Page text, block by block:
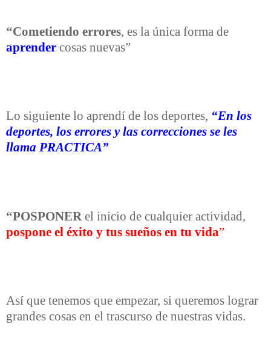
“Cometiendo errores, es la única forma de
aprender cosas nuevas”
Lo siguiente lo aprendí de los deportes, “En los
deportes, los errores y las correcciones se les
llama PRACTICA”
“POSPONER el inicio de cualquier actividad,
pospone el éxito y tus sueños en tu vida”
Así que tenemos que empezar, si queremos lograr
grandes cosas en el trascurso de nuestras vidas.